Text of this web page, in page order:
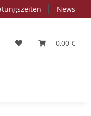
News
0,00 €